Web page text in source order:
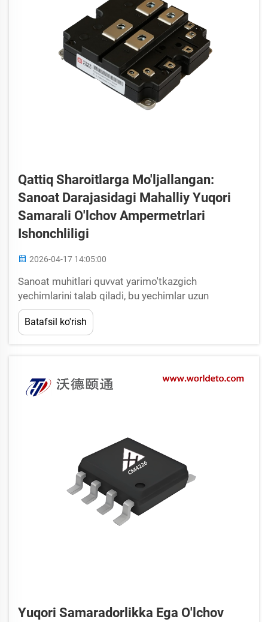
Qattiq Sharoitlarga Mo'ljallangan:
Sanoat Darajasidagi Mahalliy Yuqori
Samarali O'lchov Ampermetrlari
Ishonchliligi
2026-04-17 14:05:00
Sanoat muhitlari quvvat yarimo'tkazgich
yechimlarini talab qiladi, bu yechimlar uzun
muddatli ishlash davomida doimiy ishlashni
ta'minlab, bir vaqtda ekstremal sharoitlarga
chidashga qodir bo'lishi kerak. Zamonaviy ishlab
Batafsil ko'rish
Yuqori Samaradorlikka Ega O'lchov